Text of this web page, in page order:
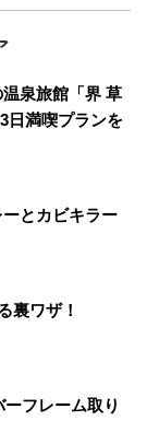
泉旅館「界 草
日満喫プランを
とカビキラー
裏ワザ！
フレーム取り